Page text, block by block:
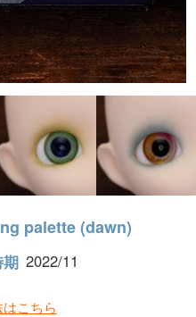
palette (dawn)
2022/11
こちら